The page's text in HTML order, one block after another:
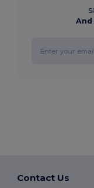
Contact Us